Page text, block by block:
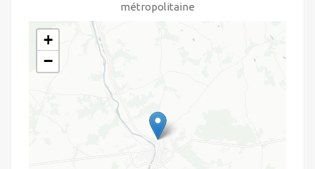
métropolitaine
+
−